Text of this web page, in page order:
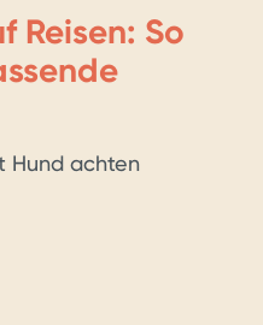
Reisen: So
Hund achten